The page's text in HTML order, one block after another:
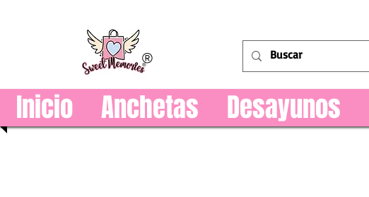
®
Inicio Anchetas Desayunos